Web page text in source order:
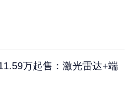
万起售：激光雷达+端